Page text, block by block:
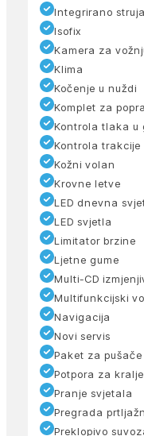
Integrirano
Isofix
Kamera za
Klima
Kočenje u nuždi
Komplet za
Kontrola tlaka u
Kontrola trakcije
Kožni volan
Krovne letve
LED dnevna
LED svjetla
Limitator brzine
Ljetne gume
Multi-CD
Multifunkcijski
Navigacija
Novi servis
Paket za pušače
Potpora za
Pranje svjetala
Pregrada
Preklopivo